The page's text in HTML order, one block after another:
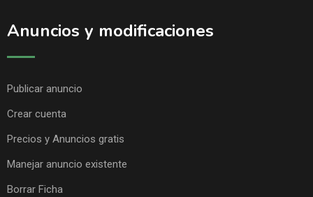
Anuncios y modificaciones
Publicar anuncio
Crear cuenta
Precios y Anuncios gratis
Manejar anuncio existente
Borrar Ficha